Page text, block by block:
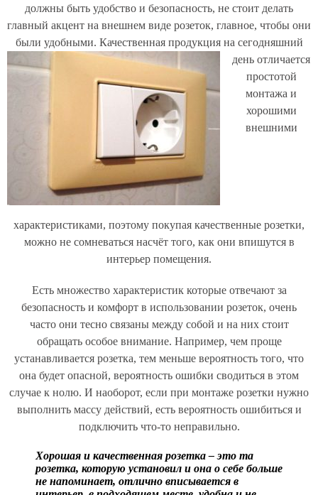
должны быть удобство и безопасность, не стоит делать
главный акцент на внешнем виде розеток, главное, чтобы они
были удобными. Качественная продукция на сегодняшний
день отличается
простотой
монтажа и
хорошими
внешними
характеристиками, поэтому покупая качественные розетки,
можно не сомневаться насчёт того, как они впишутся в
интерьер помещения.
Есть множество характеристик которые отвечают за
безопасность и комфорт в использовании розеток, очень
часто они тесно связаны между собой и на них стоит
обращать особое внимание. Например, чем проще
устанавливается розетка, тем меньше вероятность того, что
она будет опасной, вероятность ошибки сводиться в этом
случае к нолю. И наоборот, если при монтаже розетки нужно
выполнить массу действий, есть вероятность ошибиться и
подключить что-то неправильно.
Хорошая и качественная розетка – это та
розетка, которую установил и она о себе больше
не напоминает, отлично вписывается в